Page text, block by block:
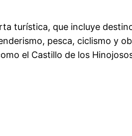
turística, que incluye
pesca, ciclismo y
el Castillo de los